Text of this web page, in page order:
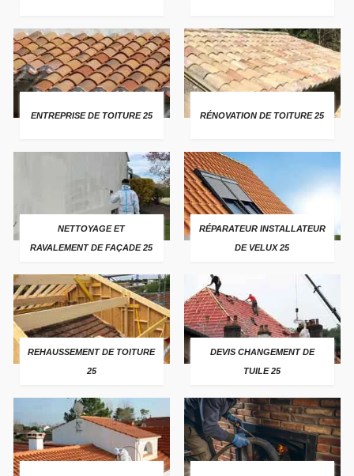
ENTREPRISE DE TOITURE 25 RÉNOVATION DE TOITURE 25
NETTOYAGE ET
RAVALEMENT DE FAÇADE 25
RÉPARATEUR INSTALLATEUR
DE VELUX 25
REHAUSSEMENT DE TOITURE
25
DEVIS CHANGEMENT DE
TUILE 25